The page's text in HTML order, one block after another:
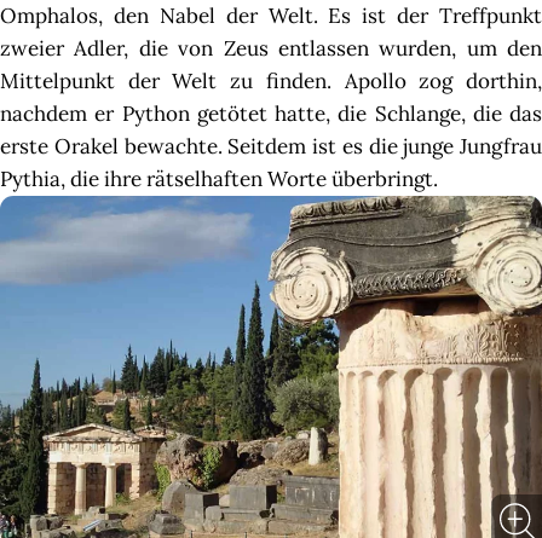
Omphalos, den Nabel der Welt. Es ist der Treffpunkt
zweier Adler, die von Zeus entlassen wurden, um den
Mittelpunkt der Welt zu finden. Apollo zog dorthin,
nachdem er Python getötet hatte, die Schlange, die das
erste Orakel bewachte. Seitdem ist es die junge Jungfrau
Pythia, die ihre rätselhaften Worte überbringt.